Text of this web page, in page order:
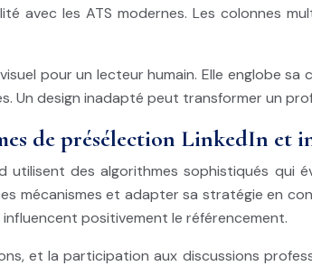
avec les ATS modernes. Les colonnes
pour un lecteur humain. Elle englobe
Un design inadapté peut transformer un
de présélection LinkedIn et
utilisent des algorithmes sophistiqués
mécanismes et adapter sa stratégie en
positivement le référencement.
et la participation aux discussions